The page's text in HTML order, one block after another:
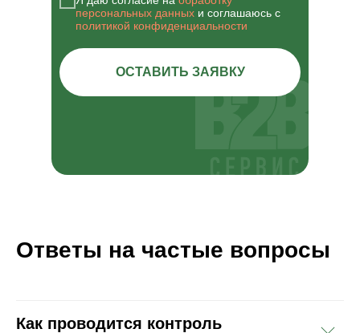
персональных данных и соглашаюсь с
политикой конфиденциальности
ОСТАВИТЬ ЗАЯВКУ
Ответы на частые вопросы
Как проводится контроль